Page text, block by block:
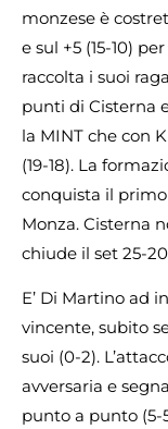
monzese è
e sul +5 (15-10)
raccolta i suoi
punti di Cisterna
la MINT che con
(19-18). La
conquista il
Monza. Cisterna
chiude il set 25-
E’ Di Martino ad
vincente, subito
suoi (0-2).
avversaria e
punto a punto (5-